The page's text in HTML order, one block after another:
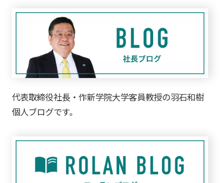
代表取締役社長・作新学院大学客員教授の羽石和樹
個人ブログです。